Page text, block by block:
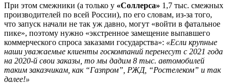
При этом смежники (а только у «Соллерса» 1,7 тыс. смежных
производителей по всей России), по его словам, из-за того,
что запуск начали не так уж давно, могут «войти в фатальное
пике», поэтому нужно «экстренное замещение выпавшего
коммерческого спроса заказами государства»: «Если крупные
наши уважаемые клиенты госкомпаний перенесут с 2021 года
на 2020-й свои заказы, то мы дадим 8 тыс. автомобилей
таким заказчикам, как “Газпром”, РЖД, “Ростелеком” и так
далее!»